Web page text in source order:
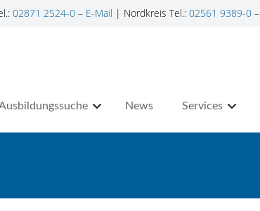
02871 2524-0– E-Mail | Nordkreis Tel.: 02561 9389-0–
News Services